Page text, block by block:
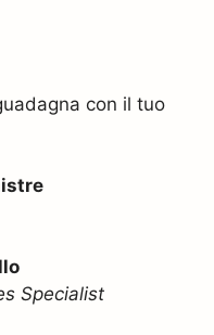
con il tuo
Specialist